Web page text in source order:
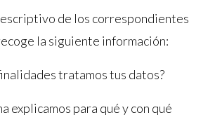
de los correspondientes
la siguiente información:
tratamos tus datos?
explicamos para qué y con qué